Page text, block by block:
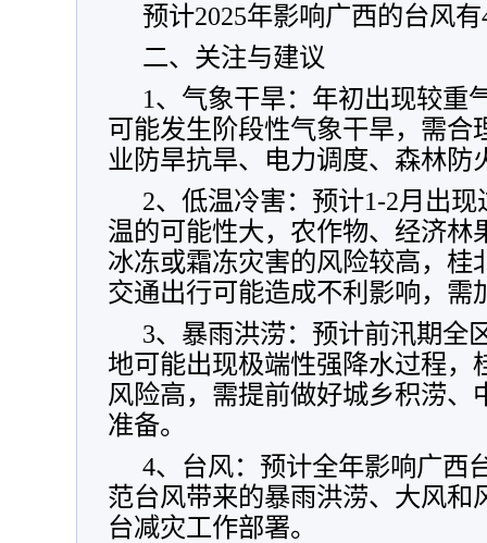
预计2025年影响广西的台风
二、关注与建议
1、气象干旱：年初出现较重
可能发生阶段性气象干旱，需合
业防旱抗旱、电力调度、森林防
2、低温冷害：预计1-2月出
温的可能性大，农作物、经济林
冰冻或霜冻灾害的风险较高，桂
交通出行可能造成不利影响，需
3、暴雨洪涝：预计前汛期全
地可能出现极端性强降水过程，
风险高，需提前做好城乡积涝、
准备。
4、台风：预计全年影响广西
范台风带来的暴雨洪涝、大风和
台减灾工作部署。